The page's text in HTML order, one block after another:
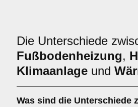
Die Unterschiede
Fußbodenheizung,
Klimaanlage und
Was sind die Unterschiede